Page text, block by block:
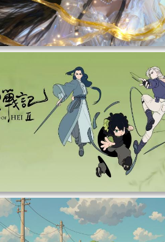
紫灵 冰清玉洁《凡人修仙传》4k壁纸
高清壁纸 壁纸下载 壁纸大全
无限 罗小黑 罗小黑战记 罗小黑战记2 风息
桌面 高清壁纸 壁纸下载 壁纸大全